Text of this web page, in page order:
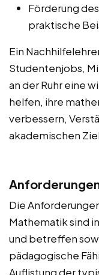
Förderung
praktische
Ein
Studentenjobs,
an der Ruhr eine
helfen, ihre
verbessern,
akademischen
Die
Mathematik sind
und betreffen
pädagogische
Auflistung der